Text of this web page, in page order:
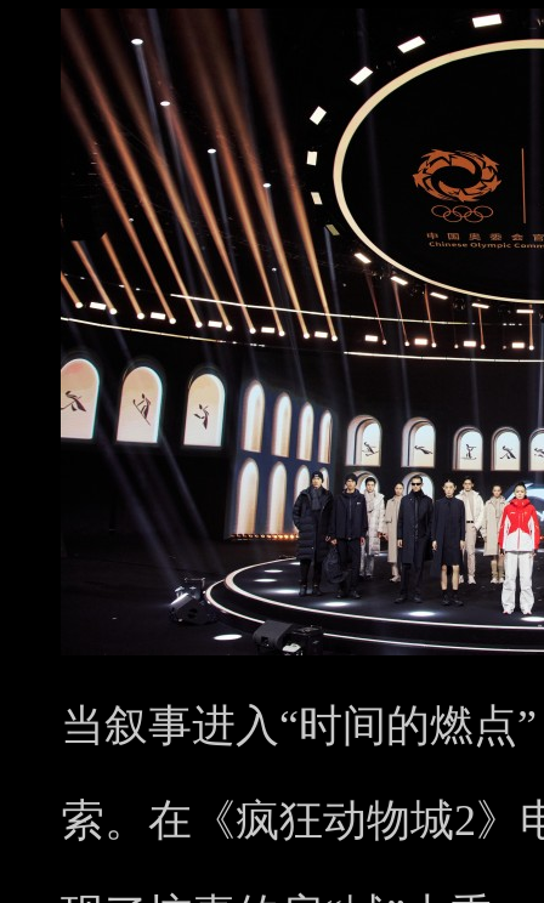
当叙事进入“时间的燃点
索。 在《疯狂动物城2》